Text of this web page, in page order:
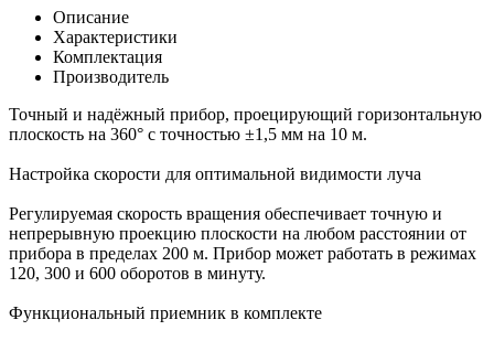
Описание
Характеристики
Комплектация
Производитель
Точный и надёжный прибор, проецирующий горизонтальную
плоскость на 360° с точностью ±1,5 мм на 10 м.
Настройка скорости для оптимальной видимости луча
Регулируемая скорость вращения обеспечивает точную и
непрерывную проекцию плоскости на любом расстоянии от
прибора в пределах 200 м. Прибор может работать в режимах
120, 300 и 600 оборотов в минуту.
Функциональный приемник в комплекте